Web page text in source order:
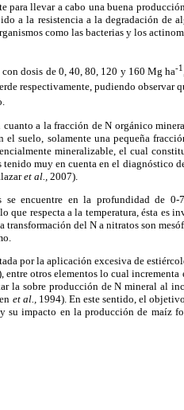
para llevar a cabo una buena
a la resistencia a la degradación de
como las bacterias y los
dosis de 0, 40, 80, 120 y 160 Mg ha-1
respectivamente, pudiendo observar
a la fracción de N orgánico
suelo, solamente una pequeña
mineralizable, el cual
muy en cuenta en el diagnóstico
et al., 2007).
encuentre en la profundidad de
respecta a la temperatura, ésta es
del N a nitratos son
por la aplicación excesiva de
otros elementos lo cual incrementa
la sobre producción de N mineral al
et al.,
1994). En este sentido, el
impacto en la producción de maíz